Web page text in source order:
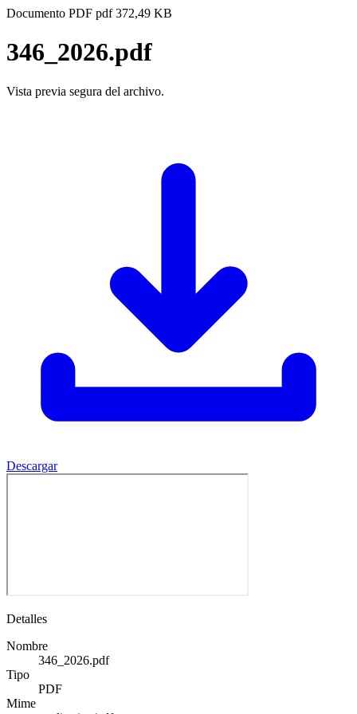
Documento PDF pdf372,49 KB
346_2026.pdf
Vista previa segura del archivo.
Descargar
Detalles
Nombre
346_2026.pdf
Tipo
PDF
Mime